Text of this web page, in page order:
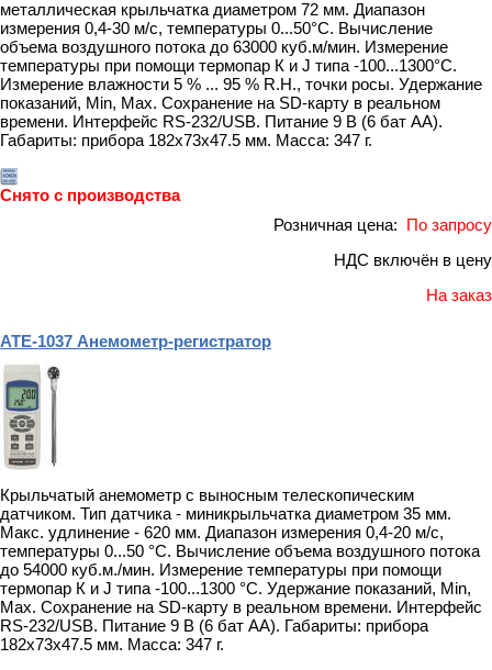
металлическая крыльчатка диаметром 72 мм. Диапазон
измерения 0,4-30 м/с, температуры 0...50°С. Вычисление
объема воздушного потока до 63000 куб.м/мин. Измерение
температуры при помощи термопар К и J типа -100...1300°С.
Измерение влажности 5 % ... 95 % R.H., точки росы. Удержание
показаний, Min, Max. Сохранение на SD-карту в реальном
времени. Интерфейс RS-232/USB. Питание 9 В (6 бат АА).
Габариты: прибора 182x73x47.5 мм. Масса: 347 г.
Снято с производства
Розничная цена: По запросу
НДС включён в цену
На заказ
АТЕ-1037 Анемометр-регистратор
Крыльчатый анемометр с выносным телескопическим
датчиком. Тип датчика - миникрыльчатка диаметром 35 мм.
Макс. удлинение - 620 мм. Диапазон измерения 0,4-20 м/с,
температуры 0...50 °С. Вычисление объема воздушного потока
до 54000 куб.м./мин. Измерение температуры при помощи
термопар К и J типа -100...1300 °С. Удержание показаний, Min,
Max. Сохранение на SD-карту в реальном времени. Интерфейс
RS-232/USB. Питание 9 В (6 бат АА). Габариты: прибора
182x73x47.5 мм. Масса: 347 г.